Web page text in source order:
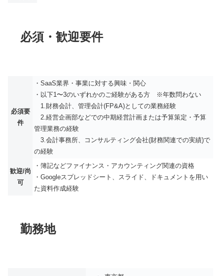
必須・歓迎要件
必須要
件
・SaaS業界・事業に対する興味・関心
・以下1〜3のいずれかのご経験がある方 ※年数問わない
1.財務会計、管理会計(FP&A)としての業務経験
2.経営企画部などでの中期経営計画または予算策定・予算
管理業務の経験
3.会計事務所、コンサルティング会社(財務関連での実績)で
の経験
歓迎/尚
可
・簿記などファイナンス・アカウンティング関連の資格
・Googleスプレッドシート、スライド、ドキュメントを用い
た資料作成経験
勤務地